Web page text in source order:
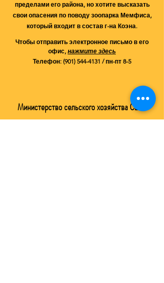
пределами его района, но хотите высказать
свои опасения по поводу зоопарка Мемфиса,
который входит в состав г-на Коэна.
Чтобы отправить электронное письмо в его
офис, нажмите здесь
Телефон: (901) 544-4131 / пн-пт 8-5
Министерство сельского хозяйства США